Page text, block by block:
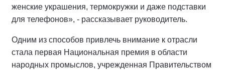
женские украшения, термокружки и даже подставки
для телефонов», - рассказывает руководитель.
Одним из способов привлечь внимание к отрасли
стала первая Национальная премия в области
народных промыслов, учрежденная Правительством